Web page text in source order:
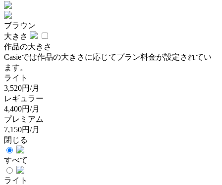
ブラウン
大きさ
作品の大きさ
Casieでは作品の大きさに応じてプラン料金が設定されてい
ます。
ライト
3,520円/月
レギュラー
4,400円/月
プレミアム
7,150円/月
閉じる
すべて
ライト